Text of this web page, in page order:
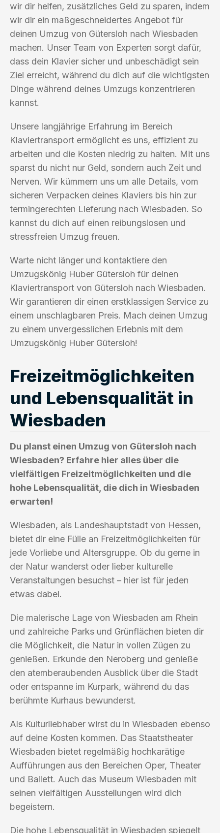
wir dir helfen, zusätzliches Geld zu sparen, indem
wir dir ein maßgeschneidertes Angebot für
deinen Umzug von Gütersloh nach Wiesbaden
machen. Unser Team von Experten sorgt dafür,
dass dein Klavier sicher und unbeschädigt sein
Ziel erreicht, während du dich auf die wichtigsten
Dinge während deines Umzugs konzentrieren
kannst.
Unsere langjährige Erfahrung im Bereich
Klaviertransport ermöglicht es uns, effizient zu
arbeiten und die Kosten niedrig zu halten. Mit uns
sparst du nicht nur Geld, sondern auch Zeit und
Nerven. Wir kümmern uns um alle Details, vom
sicheren Verpacken deines Klaviers bis hin zur
termingerechten Lieferung nach Wiesbaden. So
kannst du dich auf einen reibungslosen und
stressfreien Umzug freuen.
Warte nicht länger und kontaktiere den
Umzugskönig Huber Gütersloh für deinen
Klaviertransport von Gütersloh nach Wiesbaden.
Wir garantieren dir einen erstklassigen Service zu
einem unschlagbaren Preis. Mach deinen Umzug
zu einem unvergesslichen Erlebnis mit dem
Umzugskönig Huber Gütersloh!
Freizeitmöglichkeiten
und Lebensqualität in
Wiesbaden
Du planst einen Umzug von Gütersloh nach
Wiesbaden? Erfahre hier alles über die
vielfältigen Freizeitmöglichkeiten und die
hohe Lebensqualität, die dich in Wiesbaden
erwarten!
Wiesbaden, als Landeshauptstadt von Hessen,
bietet dir eine Fülle an Freizeitmöglichkeiten für
jede Vorliebe und Altersgruppe. Ob du gerne in
der Natur wanderst oder lieber kulturelle
Veranstaltungen besuchst – hier ist für jeden
etwas dabei.
Die malerische Lage von Wiesbaden am Rhein
und zahlreiche Parks und Grünflächen bieten dir
die Möglichkeit, die Natur in vollen Zügen zu
genießen. Erkunde den Neroberg und genieße
den atemberaubenden Ausblick über die Stadt
oder entspanne im Kurpark, während du das
berühmte Kurhaus bewunderst.
Als Kulturliebhaber wirst du in Wiesbaden ebenso
auf deine Kosten kommen. Das Staatstheater
Wiesbaden bietet regelmäßig hochkarätige
Aufführungen aus den Bereichen Oper, Theater
und Ballett. Auch das Museum Wiesbaden mit
seinen vielfältigen Ausstellungen wird dich
begeistern.
Die hohe Lebensqualität in Wiesbaden spiegelt